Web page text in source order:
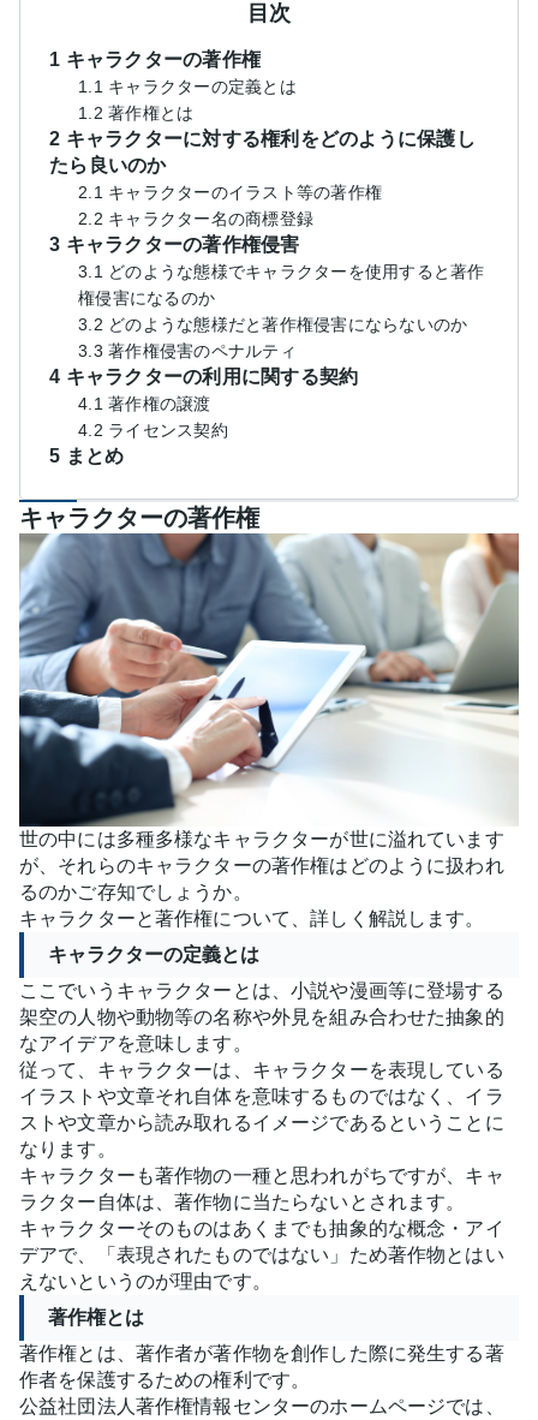
目次
1 キャラクターの著作権
1.1 キャラクターの定義とは
1.2 著作権とは
2 キャラクターに対する権利をどのように保護し
たら良いのか
2.1 キャラクターのイラスト等の著作権
2.2 キャラクター名の商標登録
3 キャラクターの著作権侵害
3.1 どのような態様でキャラクターを使用すると著作
権侵害になるのか
3.2 どのような態様だと著作権侵害にならないのか
3.3 著作権侵害のペナルティ
4 キャラクターの利用に関する契約
4.1 著作権の譲渡
4.2 ライセンス契約
5 まとめ
キャラクターの著作権
世の中には多種多様なキャラクターが世に溢れています
が、それらのキャラクターの著作権はどのように扱われ
るのかご存知でしょうか。
キャラクターと著作権について、詳しく解説します。
キャラクターの定義とは
ここでいうキャラクターとは、小説や漫画等に登場する
架空の人物や動物等の名称や外見を組み合わせた抽象的
なアイデアを意味します。
従って、キャラクターは、キャラクターを表現している
イラストや文章それ自体を意味するものではなく、イラ
ストや文章から読み取れるイメージであるということに
なります。
キャラクターも著作物の一種と思われがちですが、キャ
ラクター自体は、著作物に当たらないとされます。
キャラクターそのものはあくまでも抽象的な概念・アイ
デアで、「表現されたものではない」ため著作物とはい
えないというのが理由です。
著作権とは
著作権とは、著作者が著作物を創作した際に発生する著
作者を保護するための権利です。
公益社団法人著作権情報センターのホームページでは、